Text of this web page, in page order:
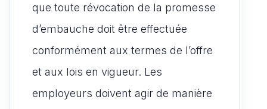
que toute révocation de la promesse
d’embauche doit être effectuée
conformément aux termes de l’offre
et aux lois en vigueur. Les
employeurs doivent agir de manière